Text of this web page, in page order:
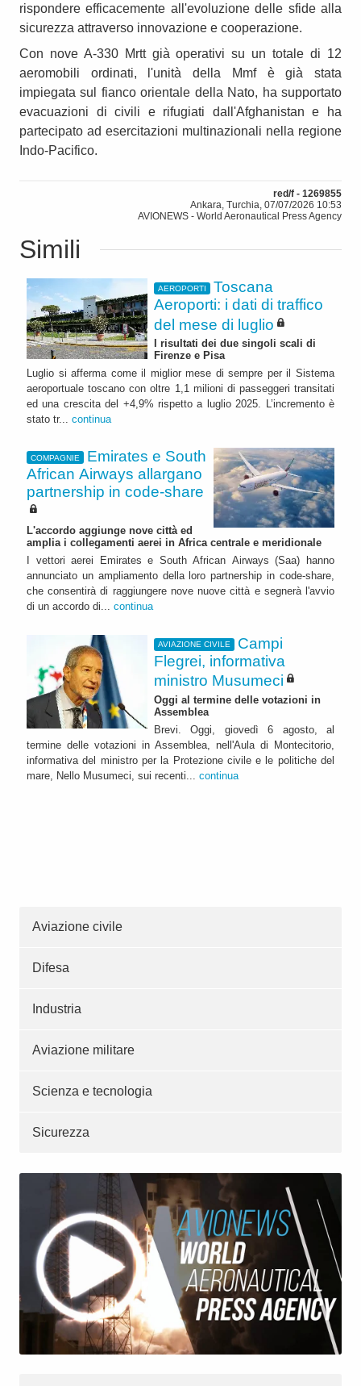
rispondere efficacemente all'evoluzione delle sfide alla
sicurezza attraverso innovazione e cooperazione.
Con nove A-330 Mrtt già operativi su un totale di 12
aeromobili ordinati, l'unità della Mmf è già stata
impiegata sul fianco orientale della Nato, ha supportato
evacuazioni di civili e rifugiati dall'Afghanistan e ha
partecipato ad esercitazioni multinazionali nella regione
Indo-Pacifico.
red/f - 1269855
Ankara, Turchia, 07/07/2026 10:53
AVIONEWS - World Aeronautical Press Agency
Simili
AEROPORTI
Toscana
Aeroporti: i dati di traffico
del mese di luglio
I risultati dei due singoli scali di
Firenze e Pisa
Luglio si afferma come il miglior mese di sempre per il Sistema
aeroportuale toscano con oltre 1,1 milioni di passeggeri transitati
ed una crescita del +4,9% rispetto a luglio 2025. L’incremento è
stato tr... continua
COMPAGNIE
Emirates e South
African Airways allargano
partnership in code-share
L'accordo aggiunge nove città ed
amplia i collegamenti aerei in Africa centrale e meridionale
I vettori aerei Emirates e South African Airways (Saa) hanno
annunciato un ampliamento della loro partnership in code-share,
che consentirà di raggiungere nove nuove città e segnerà l'avvio
di un accordo di... continua
AVIAZIONE CIVILE
Campi
Flegrei, informativa
ministro Musumeci
Oggi al termine delle votazioni in
Assemblea
Brevi. Oggi, giovedì 6 agosto, al
termine delle votazioni in Assemblea, nell'Aula di Montecitorio,
informativa del ministro per la Protezione civile e le politiche del
mare, Nello Musumeci, sui recenti... continua
Aviazione civile
Difesa
Industria
Aviazione militare
Scienza e tecnologia
Sicurezza